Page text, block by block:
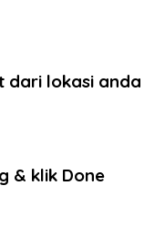
dari lokasi anda
& klik Done